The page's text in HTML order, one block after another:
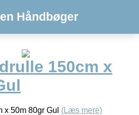
Håndbøger
150cm x
x 50m 80gr Gul (Læs mere)